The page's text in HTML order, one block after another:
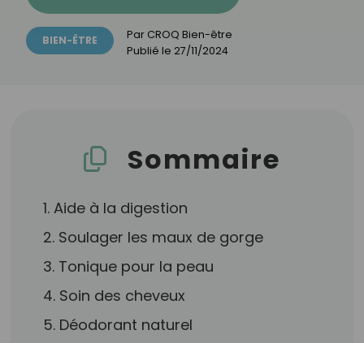
BIEN-ÊTRE Par CROQ Bien-être
Publié le 27/11/2024
Sommaire
1. Aide à la digestion
2. Soulager les maux de gorge
3. Tonique pour la peau
4. Soin des cheveux
5. Déodorant naturel